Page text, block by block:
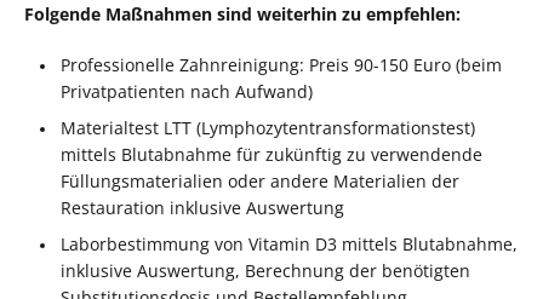
Folgende Maßnahmen sind weiterhin zu empfehlen:
Professionelle Zahnreinigung: Preis 90-150 Euro (beim
Privatpatienten nach Aufwand)
Materialtest LTT (Lymphozytentransformationstest)
mittels Blutabnahme für zukünftig zu verwendende
Füllungsmaterialien oder andere Materialien der
Restauration inklusive Auswertung
Laborbestimmung von Vitamin D3 mittels Blutabnahme,
inklusive Auswertung, Berechnung der benötigten